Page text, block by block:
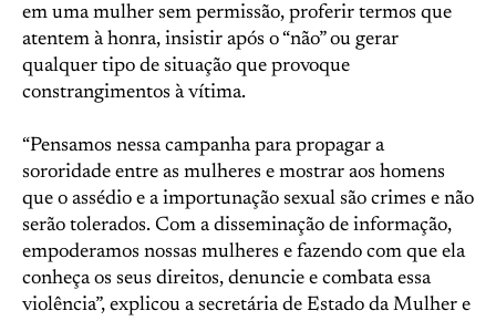
em uma mulher sem permissão, proferir termos que
atentem à honra, insistir após o “não” ou gerar
qualquer tipo de situação que provoque
constrangimentos à vítima.
“Pensamos nessa campanha para propagar a
sororidade entre as mulheres e mostrar aos homens
que o assédio e a importunação sexual são crimes e não
serão tolerados. Com a disseminação de informação,
empoderamos nossas mulheres e fazendo com que ela
conheça os seus direitos, denuncie e combata essa
violência”, explicou a secretária de Estado da Mulher e